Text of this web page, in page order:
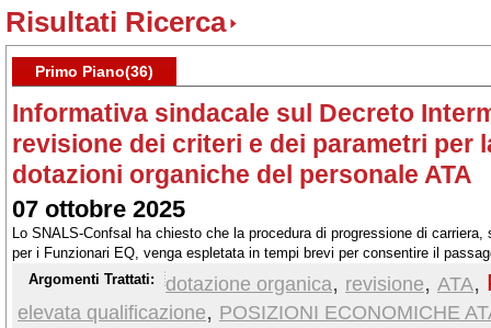
Risultati Ricerca
Primo Piano(36)
Informativa sindacale sul Decreto
revisione dei criteri e dei parametri per
dotazioni organiche del personale ATA
07 ottobre 2025
Lo SNALS-Confsal ha chiesto che la procedura di progressione di
per i Funzionari EQ, venga espletata in tempi brevi per consentire il
all'inizio dell'a.s. 2026/27
Argomenti Trattati: dotazione organica, revisione, ATA,
elevata qualificazione, POSIZIONI ECONOMICHE